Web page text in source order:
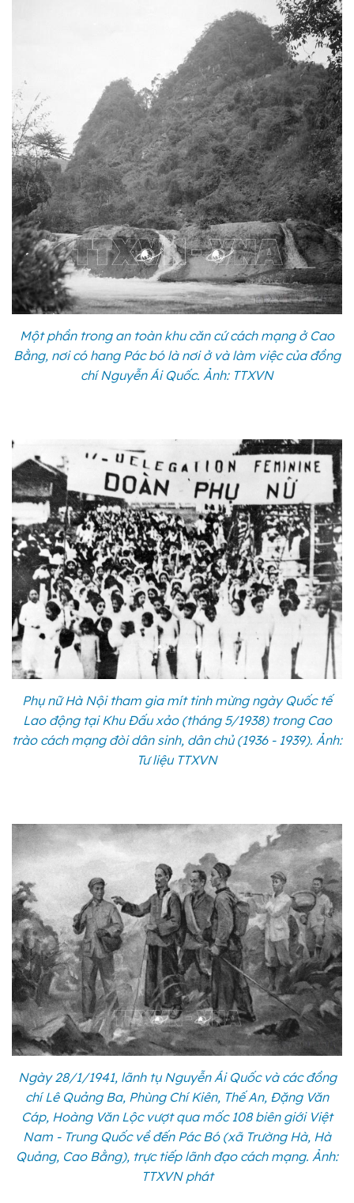
Một phần trong an toàn khu căn cứ cách mạng ở Cao
Bằng, nơi có hang Pác bó là nơi ở và làm việc của đồng
chí Nguyễn Ái Quốc. Ảnh: TTXVN
Phụ nữ Hà Nội tham gia mít tinh mừng ngày Quốc tế
Lao động tại Khu Đấu xảo (tháng 5/1938) trong Cao
trào cách mạng đòi dân sinh, dân chủ (1936 - 1939). Ảnh:
Tư liệu TTXVN
Ngày 28/1/1941, lãnh tụ Nguyễn Ái Quốc và các đồng
chí Lê Quảng Ba, Phùng Chí Kiên, Thế An, Đặng Văn
Cáp, Hoàng Văn Lộc vượt qua mốc 108 biên giới Việt
Nam - Trung Quốc về đến Pác Bó (xã Trường Hà, Hà
Quảng, Cao Bằng), trực tiếp lãnh đạo cách mạng. Ảnh:
TTXVN phát